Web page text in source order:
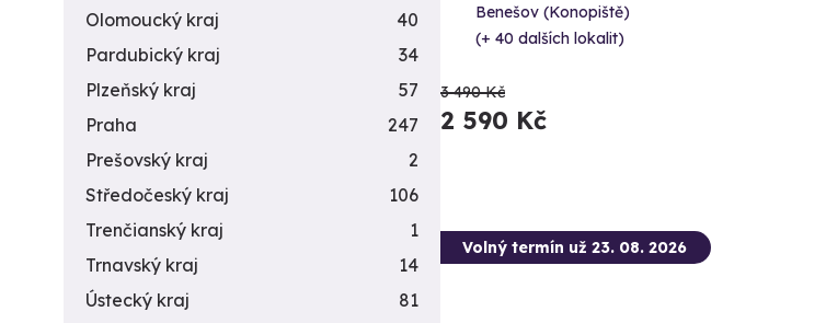
Benešov (Konopiště)
(+ 40 dalších lokalit)
3 490 Kč
2 590 Kč
Volný termín už 23. 08. 2026
Olomoucký kraj
40
Pardubický kraj
34
Plzeňský kraj
57
Praha
247
Prešovský kraj
2
Středočeský kraj
106
Trenčianský kraj
1
Trnavský kraj
14
Ústecký kraj
81